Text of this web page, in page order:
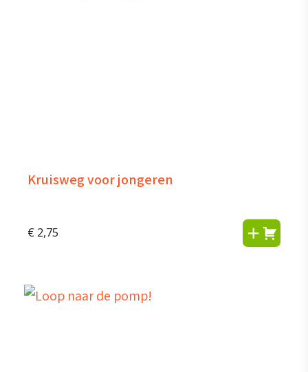
Kruisweg voor jongeren
€ 2,75